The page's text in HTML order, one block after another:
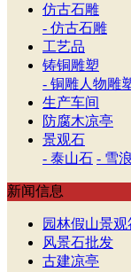
仿古石雕
- 仿古石雕
工艺品
铸铜雕塑
- 铜雕人物雕
生产车间
防腐木凉亭
景观石
- 泰山石 - 雪
新闻信息
园林假山景
风景石批发
古建凉亭